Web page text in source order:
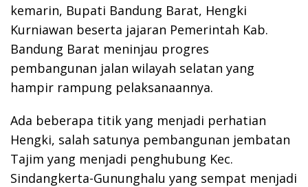
kemarin, Bupati Bandung Barat, Hengki
Kurniawan beserta jajaran Pemerintah Kab.
Bandung Barat meninjau progres
pembangunan jalan wilayah selatan yang
hampir rampung pelaksanaannya.
Ada beberapa titik yang menjadi perhatian
Hengki, salah satunya pembangunan jembatan
Tajim yang menjadi penghubung Kec.
Sindangkerta-Gununghalu yang sempat menjadi